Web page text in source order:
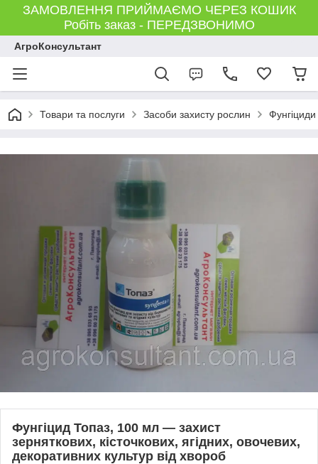
ЗАМОВЛЕННЯ ПРИЙМАЄМО ЧЕРЕЗ КОШИК
Робіть заказ - ПЕРЕДЗВОНИМО
АгроКонсультант
Товари та послуги Засоби захисту рослин Фунгіциди
Фунгіцид Топаз, 100 мл — захист
зерняткових, кісточкових, ягідних, овочевих,
декоративних культур від хвороб